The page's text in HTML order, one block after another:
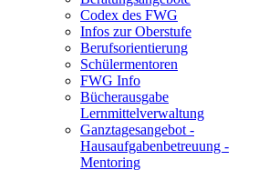
Codex des FWG
Infos zur Oberstufe
Berufsorientierung
Schülermentoren
FWG Info
Bücherausgabe
Lernmittelverwaltung
Ganztagesangebot -
Hausaufgabenbetreuung -
Mentoring